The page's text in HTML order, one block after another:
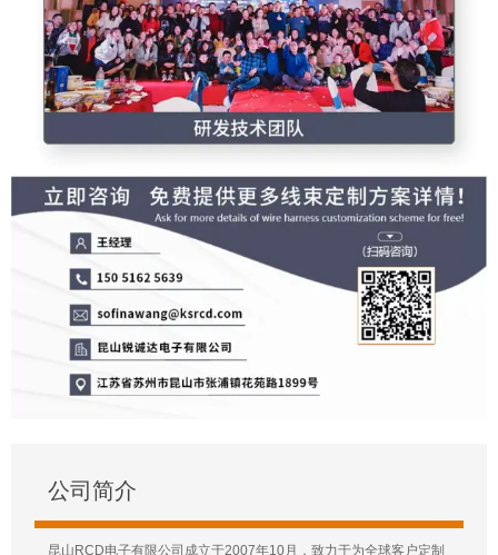
公司简介
昆山RCD电子有限公司成立于2007年10月，致力于为全球客户定制